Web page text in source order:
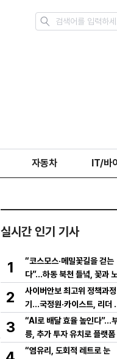
자동차 IT/바
실시간 인기 기사
1
“코스모스·메밀꽃길을 걷는
다”…하동 북천 들녘, 꽃과
로 물드는 가을의 하루
2
사이버안보 최고위 정책과
기…국정원·카이스트, 리더
보역량 키운다
3
“AI로 배달 효율 높인다”…
릉, 추가 투자 유치로 플랫폼
신 가속
“염유리, 도회적 레트로 눈